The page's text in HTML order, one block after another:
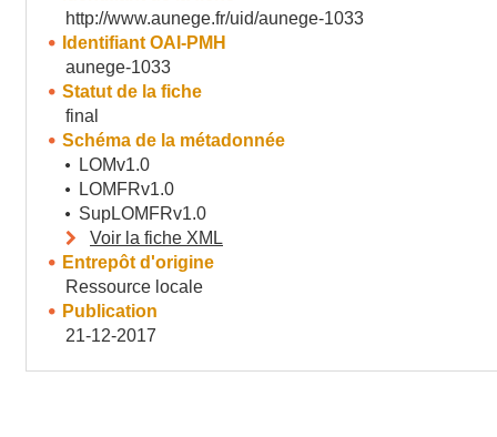
http://www.aunege.fr/uid/aunege-1033
Identifiant OAI-PMH
aunege-1033
Statut de la fiche
final
Schéma de la métadonnée
LOMv1.0
LOMFRv1.0
SupLOMFRv1.0
Voir la fiche XML
Entrepôt d'origine
Ressource locale
Publication
21-12-2017